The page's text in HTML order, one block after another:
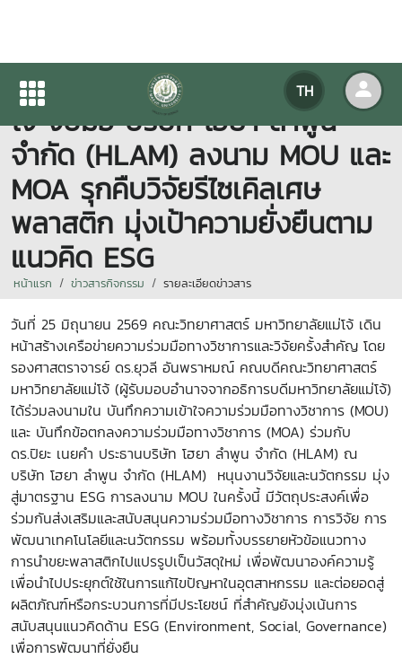
TH
คณะวิทยาศาสตร์ มหาวิทยาลัยแม่
โจ้ จับมือ บริษัท โฮยา ลำพูน
จำกัด (HLAM) ลงนาม MOU และ
MOA รุกคืบวิจัยรีไซเคิลเศษ
พลาสติก มุ่งเป้าความยั่งยืนตาม
แนวคิด ESG
หน้าแรก ข่าวสารกิจกรรม รายละเอียดข่าวสาร
วันที่ 25 มิถุนายน 2569 คณะวิทยาศาสตร์ มหาวิทยาลัยแม่โจ้ เดิน
หน้าสร้างเครือข่ายความร่วมมือทางวิชาการและวิจัยครั้งสำคัญ โดย
รองศาสตราจารย์ ดร.ยุวลี อันพราหมณ์ คณบดีคณะวิทยาศาสตร์
มหาวิทยาลัยแม่โจ้ (ผู้รับมอบอำนาจจากอธิการบดีมหาวิทยาลัยแม่โจ้)
ได้ร่วมลงนามใน บันทึกความเข้าใจความร่วมมือทางวิชาการ (MOU)
และ บันทึกข้อตกลงความร่วมมือทางวิชาการ (MOA) ร่วมกับ
ดร.ปิยะ เนยคำ ประธานบริษัท โฮยา ลำพูน จำกัด (HLAM) ณ
บริษัท โฮยา ลำพูน จำกัด (HLAM) หนุนงานวิจัยและนวัตกรรม มุ่ง
สู่มาตรฐาน ESG การลงนาม MOU ในครั้งนี้ มีวัตถุประสงค์เพื่อ
ร่วมกันส่งเสริมและสนับสนุนความร่วมมือทางวิชาการ การวิจัย การ
พัฒนาเทคโนโลยีและนวัตกรรม พร้อมทั้งบรรยายหัวข้อแนวทาง
การนำขยะพลาสติกไปแปรรูปเป็นวัสดุใหม่ เพื่อพัฒนาองค์ความรู้
เพื่อนำไปประยุกต์ใช้ในการแก้ไขปัญหาในอุตสาหกรรม และต่อยอดสู่
ผลิตภัณฑ์หรือกระบวนการที่มีประโยชน์ ที่สำคัญยังมุ่งเน้นการ
สนับสนุนแนวคิดด้าน ESG (Environment, Social, Governance)
เพื่อการพัฒนาที่ยั่งยืน